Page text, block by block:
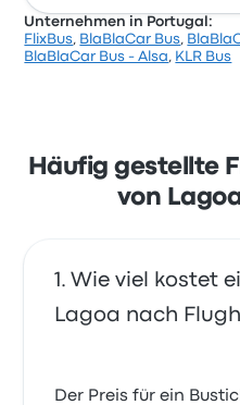
Sehr pünktlich, aber die
Beinfreiheit
Basierend auf 26566
diese Reise beginnen bei
Unternehmen in Portugal:
FlixBus, BlaBlaCar Bus,
BlaBlaCar Bus - Alsa, KLR Bus
Häufig gestellte
von
Wie viel kostet
Lagoa nach
Der Preis für ein